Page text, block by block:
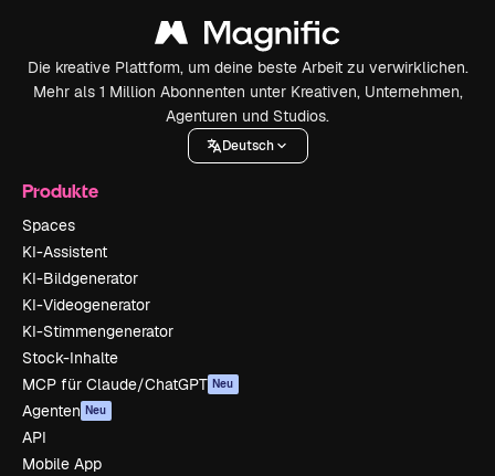
Die kreative Plattform, um deine beste Arbeit zu verwirklichen.
Mehr als 1 Million Abonnenten unter Kreativen, Unternehmen,
Agenturen und Studios.
Deutsch
Produkte
Spaces
KI-Assistent
KI-Bildgenerator
KI-Videogenerator
KI-Stimmengenerator
Stock-Inhalte
MCP für Claude/ChatGPT Neu
Agenten Neu
API
Mobile App